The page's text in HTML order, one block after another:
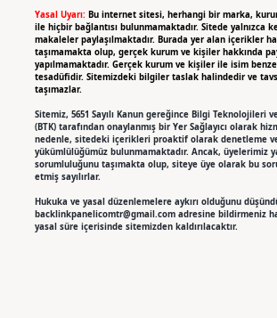
Yasal Uyarı: Bu internet sitesi, herhangi bir marka,
ile hiçbir bağlantısı bulunmamaktadır. Sitede yalnızca
makaleler paylaşılmaktadır. Burada yer alan içerikler
taşımamakta olup, gerçek kurum ve kişiler hakkında
yapılmamaktadır. Gerçek kurum ve kişiler ile isim
tesadüfidir. Sitemizdeki bilgiler taslak halindedir ve
taşımazlar.
Sitemiz, 5651 Sayılı Kanun gereğince Bilgi Teknolojileri
(BTK) tarafından onaylanmış bir Yer Sağlayıcı olarak
nedenle, sitedeki içerikleri proaktif olarak denetleme
yükümlülüğümüz bulunmamaktadır. Ancak, üyelerimiz
sorumluluğunu taşımakta olup, siteye üye olarak bu
etmiş sayılırlar.
Hukuka ve yasal düzenlemelere aykırı olduğunu
backlinkpanelicomtr@gmail.comadresine bildirmeniz
yasal süre içerisinde sitemizden kaldırılacaktır.